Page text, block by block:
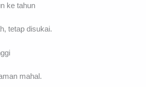
ke tahun
tetap disukai.
mahal.